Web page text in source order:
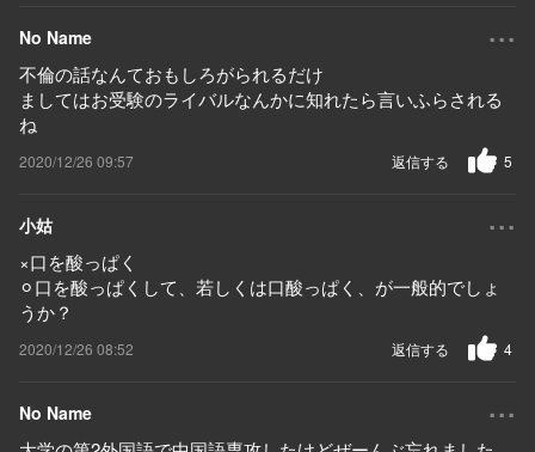
No Name ...
不倫の話なんておもしろがられるだけ
ましてはお受験のライバルなんかに知れたら言いふらされる
ね
2020/12/26 09:57 5
返信する
小姑 ...
×口を酸っぱく
⚪︎口を酸っぱくして、若しくは口酸っぱく、が一般的でしょ
うか？
2020/12/26 08:52 4
返信する
No Name ...